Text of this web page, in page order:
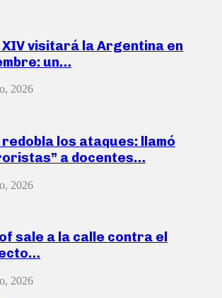
XIV visitará la Argentina en
un…
2026
los ataques: llamó
a docentes…
2026
sale a la calle contra el
2026